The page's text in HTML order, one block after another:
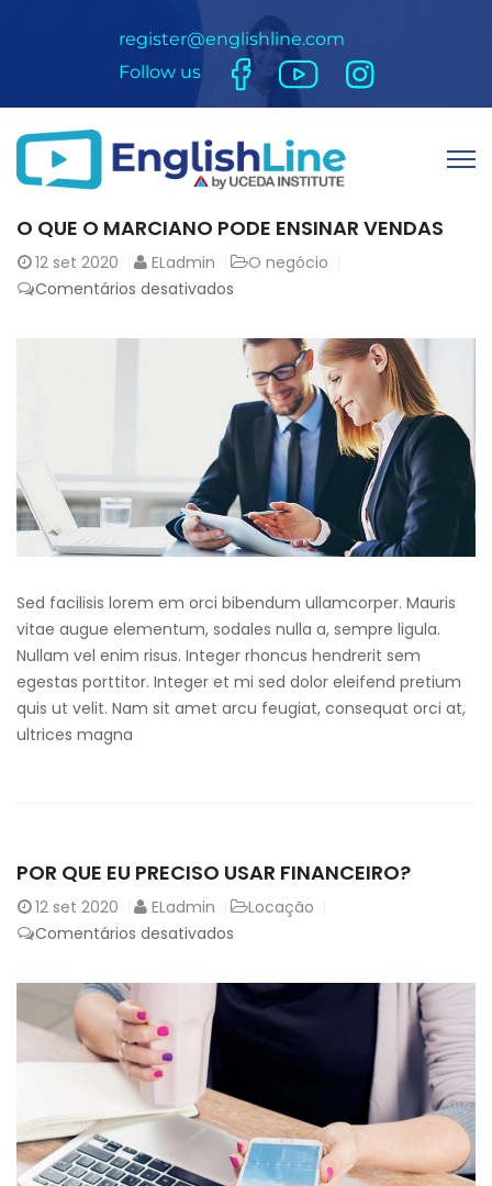
register@englishline.com
Follow us
O QUE O MARCIANO PODE ENSINAR VENDAS
12 set 2020 ELadmin
O negócio
Comentários desativados
Sed facilisis lorem em orci bibendum ullamcorper. Mauris
vitae augue elementum, sodales nulla a, sempre ligula.
Nullam vel enim risus. Integer rhoncus hendrerit sem
egestas porttitor. Integer et mi sed dolor eleifend pretium
quis ut velit. Nam sit amet arcu feugiat, consequat orci at,
ultrices magna
POR QUE EU PRECISO USAR FINANCEIRO?
12 set 2020 ELadmin
Locação
Comentários desativados